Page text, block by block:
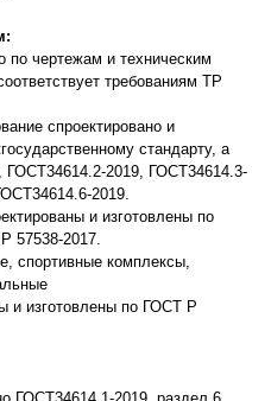
по чертежам и техническим
требованиям ТР
спроектировано и
стандарту, а
ГОСТ34614.2-2019, ГОСТ34614.3-
2019.
и изготовлены по
57538-2017.
спортивные комплексы,
и изготовлены по ГОСТ Р